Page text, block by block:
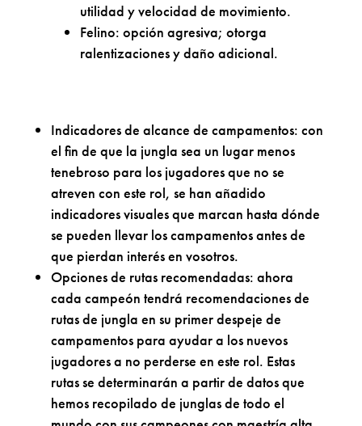
utilidad y velocidad de movimiento.
Felino: opción agresiva; otorga
ralentizaciones y daño adicional.
Indicadores de alcance de campamentos: con
el fin de que la jungla sea un lugar menos
tenebroso para los jugadores que no se
atreven con este rol, se han añadido
indicadores visuales que marcan hasta dónde
se pueden llevar los campamentos antes de
que pierdan interés en vosotros.
Opciones de rutas recomendadas: ahora
cada campeón tendrá recomendaciones de
rutas de jungla en su primer despeje de
campamentos para ayudar a los nuevos
jugadores a no perderse en este rol. Estas
rutas se determinarán a partir de datos que
hemos recopilado de junglas de todo el